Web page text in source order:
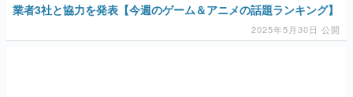
業者3社と協力を発表【今週のゲーム＆アニメの話題ランキング】
2025年5月30日 公開